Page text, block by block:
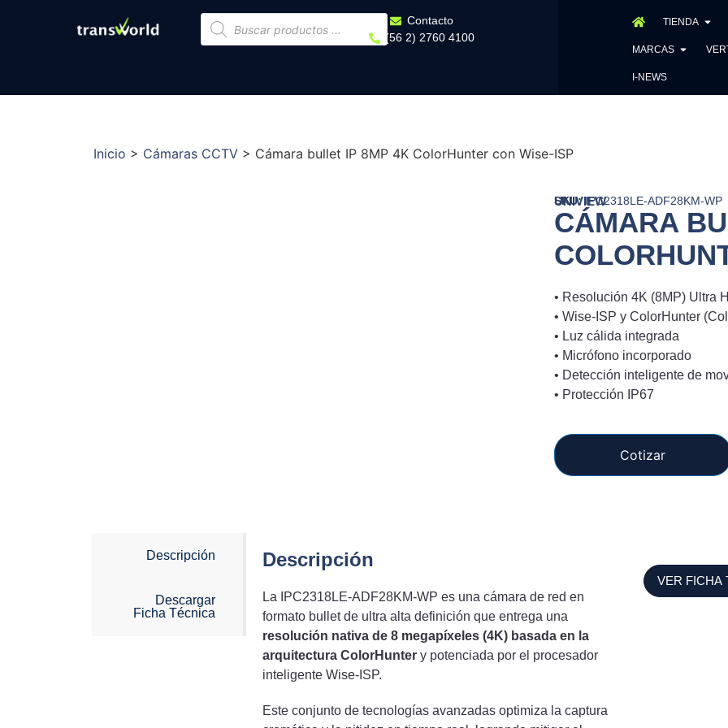
Contacto
(56 2) 2760 4100
TIENDA
MARCAS
I-NEWS
Inicio > Cámaras CCTV > Cámara bullet IP 8MP 4K ColorHunter con Wise-ISP
UNIVIEW
SKU:IPC2318LE-ADF28KM-WP
CÁMARA
• Resolución 4K (8MP) Ultra
• Wise-ISP y ColorHunter
• Luz cálida integrada
• Micrófono incorporado
• Detección inteligente de
• Protección IP67
Cotizar
Descripción
Descargar
Ficha Técnica
Descripción
La IPC2318LE-ADF28KM-WP es una cámara de red en
formato bullet de ultra alta definición que entrega una
resolución nativa de 8 megapíxeles (4K) basada en la
arquitectura ColorHuntery potenciada por el procesador
inteligente Wise-ISP.
Este conjunto de tecnologías avanzadas optimiza la captura
VER FICHA